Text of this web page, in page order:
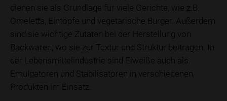
dienen sie als Grundlage für viele Gerichte, wie z.B.
Omeletts, Eintöpfe und vegetarische Burger. Außerdem
sind sie wichtige Zutaten bei der Herstellung von
Backwaren, wo sie zur Textur und Struktur beitragen. In
der Lebensmittelindustrie sind Eiweiße auch als
Emulgatoren und Stabilisatoren in verschiedenen
Produkten im Einsatz.